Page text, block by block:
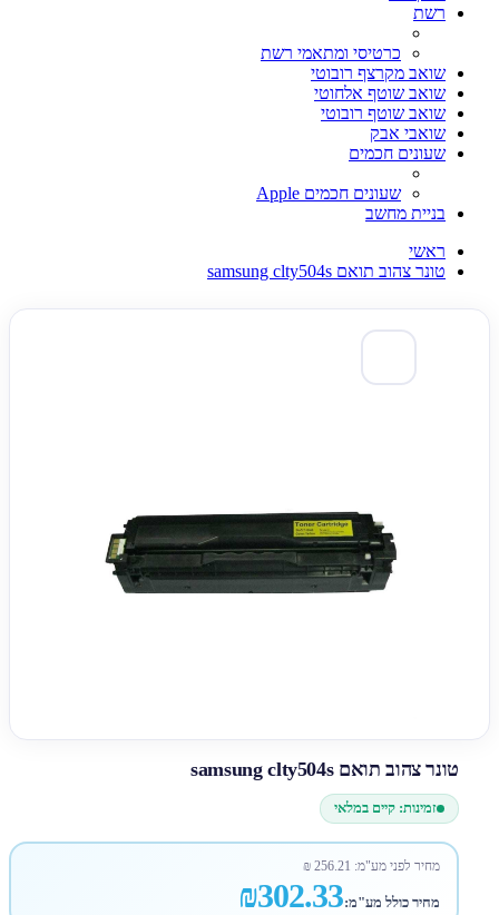
רשת
כרטיסי ומתאמי רשת
שואב מקרצף רובוטי
שואב שוטף אלחוטי
שואב שוטף רובוטי
שואבי אבק
שעונים חכמים
שעונים חכמים Apple
בניית מחשב
ראשי
טונר צהוב תואם samsung clty504s
טונר צהוב תואם samsung clty504s
זמינות: קיים במלאי
מחיר לפני מע"מ: 256.21
₪
מחיר כולל מע"מ:₪302.33